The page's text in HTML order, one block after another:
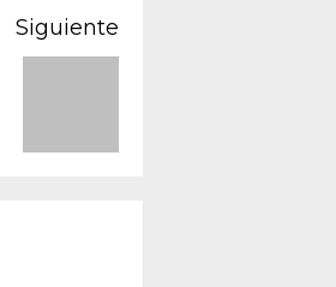
Siguiente